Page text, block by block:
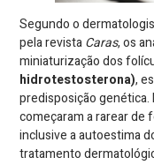
Segundo o
pela revistaCaras, os
miniaturização dos
hidrotestosterona),
predisposição genética.
começaram a rarear de
inclusive a autoestima
tratamento